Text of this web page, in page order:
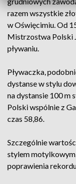
razem wszystkie
w Oświęcimiu. Od
Mistrzostwa Polski
pływaniu.
Pływaczka,
dystanse w stylu
na dystansie 100 m
Polski wspólnie z
czas 58,86.
Szczególnie
stylem
poprawienia